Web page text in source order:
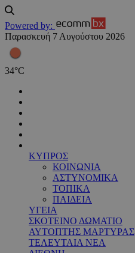
Powered by:
Παρασκευή 7 Αυγούστου 2026
34°C
ΚΥΠΡΟΣ
ΚΟΙΝΩΝΙΑ
ΑΣΤΥΝΟΜΙΚΑ
ΤΟΠΙΚΑ
ΠΑΙΔΕΙΑ
ΥΓΕΙΑ
ΣΚΟΤΕΙΝΟ ΔΩΜΑΤΙΟ
ΑΥΤΟΠΤΗΣ ΜΑΡΤΥΡΑΣ
ΤΕΛΕΥΤΑΙΑ ΝΕΑ